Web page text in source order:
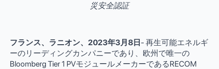
災安全認証
フランス、ラニオン、2023年3月8日- 再生可能エネルギ
ーのリーディングカンパニーであり、欧州で唯一の
Bloomberg Tier 1 PVモジュールメーカーであるRECOM